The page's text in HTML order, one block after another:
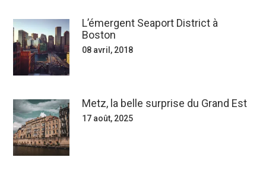
L’émergent Seaport District à
Boston
08 avril, 2018
Metz, la belle surprise du Grand Est
17 août, 2025